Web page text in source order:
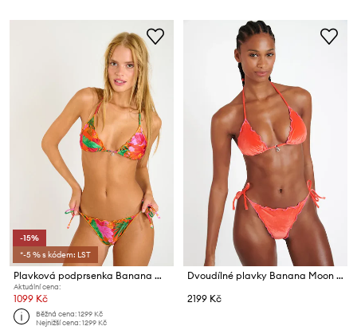
-15%
*-5 % s kódem: LST
Plavková podprsenka Banana Moon Alamea
Aktuální cena:
1099 Kč
Běžná cena:1299 Kč
Nejnižší cena:1299 Kč
Dvoudílné plavky Banana Moon Neosun
2199 Kč